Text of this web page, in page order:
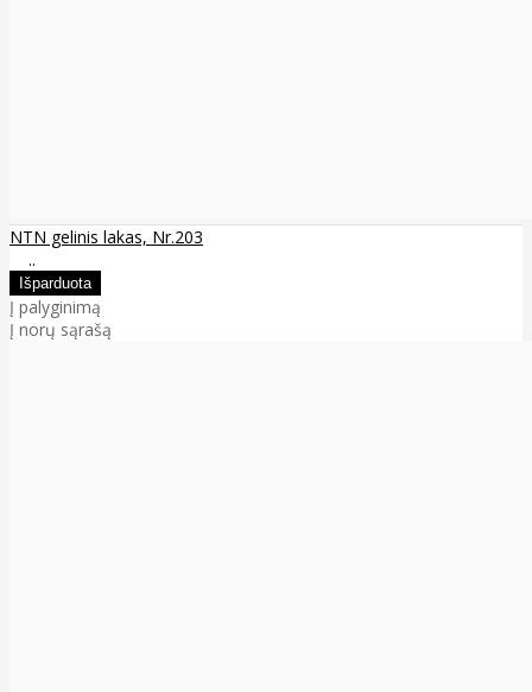
NTN gelinis lakas, Nr.203
..
Į palyginimą
Į norų sąrašą